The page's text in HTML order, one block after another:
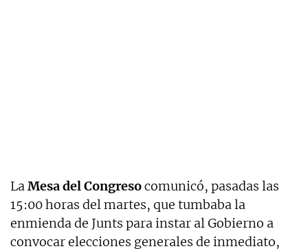
LaMesa del Congresocomunicó, pasadas las
15:00 horas del martes, que tumbaba la
enmienda de Junts para instar al Gobierno a
convocar elecciones generales de inmediato,